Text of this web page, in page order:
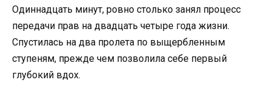
Одиннадцать минут, ровно столько занял процесс
передачи прав на двадцать четыре года жизни.
Спустилась на два пролета по выщербленным
ступеням, прежде чем позволила себе первый
глубокий вдох.